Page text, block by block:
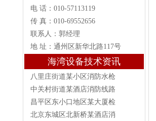
电 话：010-57113119
传 真：010-69552656
联系人：郭经理
地 址：通州区新华北路117号
海湾设备技术资讯
八里庄街道某小区消防水枪
中关村街道某酒店消防线路
昌平区东小口地区某大厦检
北京东城区北新桥某酒店消